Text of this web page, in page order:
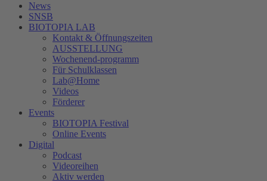
News
SNSB
BIOTOPIA LAB
Kontakt & Öffnungszeiten
AUSSTELLUNG
Wochenend-programm
Für Schulklassen
Lab@Home
Videos
Förderer
Events
BIOTOPIA Festival
Online Events
Digital
Podcast
Videoreihen
Aktiv werden